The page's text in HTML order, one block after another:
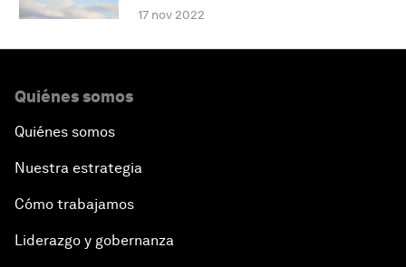
17 nov 2022
Quiénes somos
Quiénes somos
Nuestra estrategia
Cómo trabajamos
Liderazgo y gobernanza